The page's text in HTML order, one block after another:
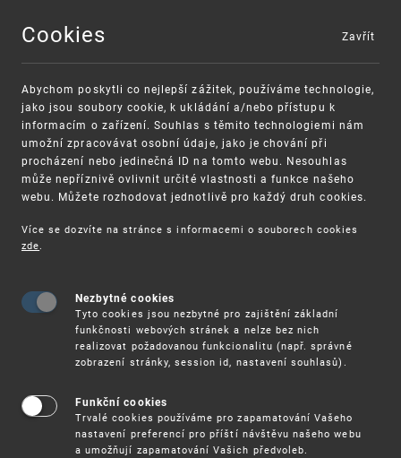
MENU
UPV
Úřad průmyslového vlastnictví sídlí v Praze -
Bubenči, v ulici Antonína Čermáka. Antonín
Čermák se stal právě před devadesáti lety
starostou Chicaga. Bližší informace o jeho životě
a osudu naleznete vtiskové zprávě
Generálního
Cookies
Abychom poskytli co nejlepší zážitek, používáme technologie,
jako jsou soubory cookie, k ukládání a/nebo přístupu k
informacím o zařízení. Souhlas s těmito technologiemi nám
umožní zpracovávat osobní údaje, jako je chování při
procházení nebo jedinečná ID na tomto webu. Nesouhlas
může nepříznivě ovlivnit určité vlastnosti a funkce našeho
webu. Můžete rozhodovat jednotlivě pro každý druh cookies.
Více se dozvíte na stránce s informacemi o souborech cookies
zde.
Nezbytné cookies
Tyto cookies jsou nezbytné pro zajištění základní
funkčnosti webových stránek a nelze bez nich
realizovat požadovanou funkcionalitu (např. správné
zobrazení stránky, session id, nastavení souhlasů).
Funkční cookies
Trvalé cookies používáme pro zapamatování Vašeho
nastavení preferencí pro příští návštěvu našeho webu
a umožňují zapamatování Vašich předvoleb.
Zavřít